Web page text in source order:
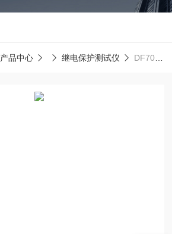
在线留言
产品中心 继电保护测试仪 DF702三相继电保护测试仪